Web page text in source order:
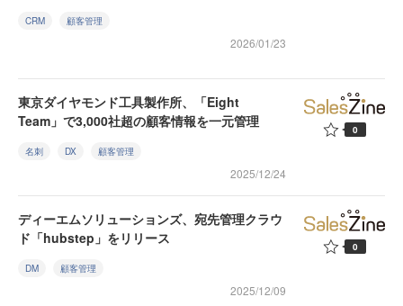
CRM 顧客管理
2026/01/23
東京ダイヤモンド工具製作所、「Eight
Team」で3,000社超の顧客情報を一元管理
名刺 DX 顧客管理
2025/12/24
0
ディーエムソリューションズ、宛先管理クラウ
ド「hubstep」をリリース
DM 顧客管理
2025/12/09
0